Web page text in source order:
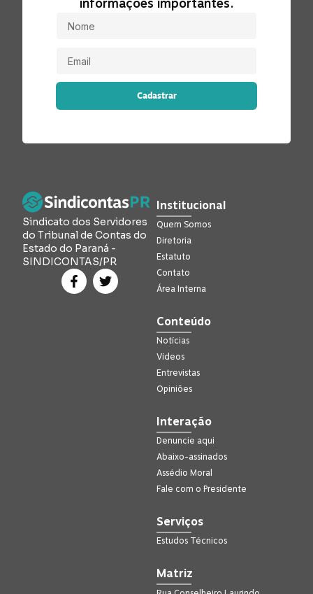
Cadastrar
Sindicato dos Servidores
do Tribunal de Contas do
Estado do Paraná -
SINDICONTAS/PR
Institucional
Quem Somos
Diretoria
Estatuto
Contato
Área Interna
Conteúdo
Notícias
Vídeos
Entrevistas
Opiniões
Interação
Denuncie aqui
Abaixo-assinados
Assédio Moral
Fale com o Presidente
Serviços
Estudos Técnicos
Matriz